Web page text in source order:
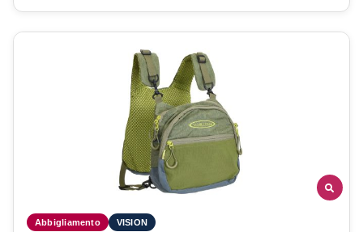
Abbigliamento VISION